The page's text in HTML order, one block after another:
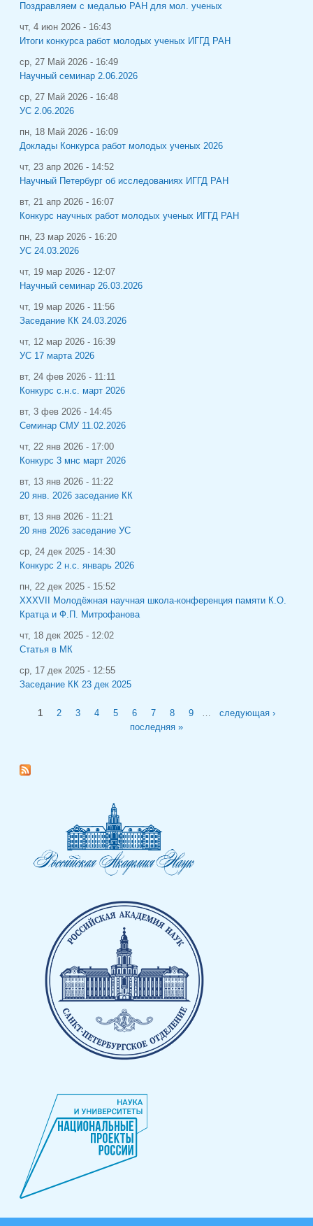
Поздравляем с медалью РАН для мол. ученых
чт, 4 июн 2026 - 16:43
Итоги конкурса работ молодых ученых ИГГД РАН
ср, 27 Май 2026 - 16:49
Научный семинар 2.06.2026
ср, 27 Май 2026 - 16:48
УС 2.06.2026
пн, 18 Май 2026 - 16:09
Доклады Конкурса работ молодых ученых 2026
чт, 23 апр 2026 - 14:52
Научный Петербург об исследованиях ИГГД РАН
вт, 21 апр 2026 - 16:07
Конкурс научных работ молодых ученых ИГГД РАН
пн, 23 мар 2026 - 16:20
УС 24.03.2026
чт, 19 мар 2026 - 12:07
Научный семинар 26.03.2026
чт, 19 мар 2026 - 11:56
Заседание КК 24.03.2026
чт, 12 мар 2026 - 16:39
УС 17 марта 2026
вт, 24 фев 2026 - 11:11
Конкурс с.н.с. март 2026
вт, 3 фев 2026 - 14:45
Семинар СМУ 11.02.2026
чт, 22 янв 2026 - 17:00
Конкурс 3 мнс март 2026
вт, 13 янв 2026 - 11:22
20 янв. 2026 заседание КК
вт, 13 янв 2026 - 11:21
20 янв 2026 заседание УС
ср, 24 дек 2025 - 14:30
Конкурс 2 н.с. январь 2026
пн, 22 дек 2025 - 15:52
XXXVII Молодёжная научная школа-конференция памяти К.О.
Кратца и Ф.П. Митрофанова
чт, 18 дек 2025 - 12:02
Статья в МК
ср, 17 дек 2025 - 12:55
Заседание КК 23 дек 2025
Страницы
1 2 3 4 5 6 7 8 9
следующая ›
последняя »